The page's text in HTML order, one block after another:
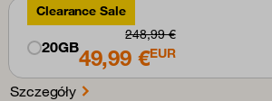
Clearance Sale
20GB
248,99 €
49,99 €EUR
Szczegóły